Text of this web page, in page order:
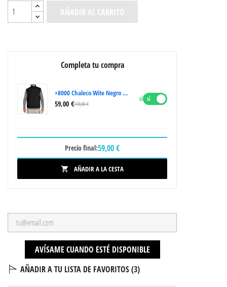
AÑADIR AL CARRITO
Completa tu compra
+8000 Chaleco Wite Negro Hombre
59,00 €118,00 €
SÍ
Precio final:59,00 €
 AÑADIR A LA CESTA
AVÍSAME CUANDO ESTÉ DISPONIBLE
AÑADIR A TU LISTA DE FAVORITOS (3)